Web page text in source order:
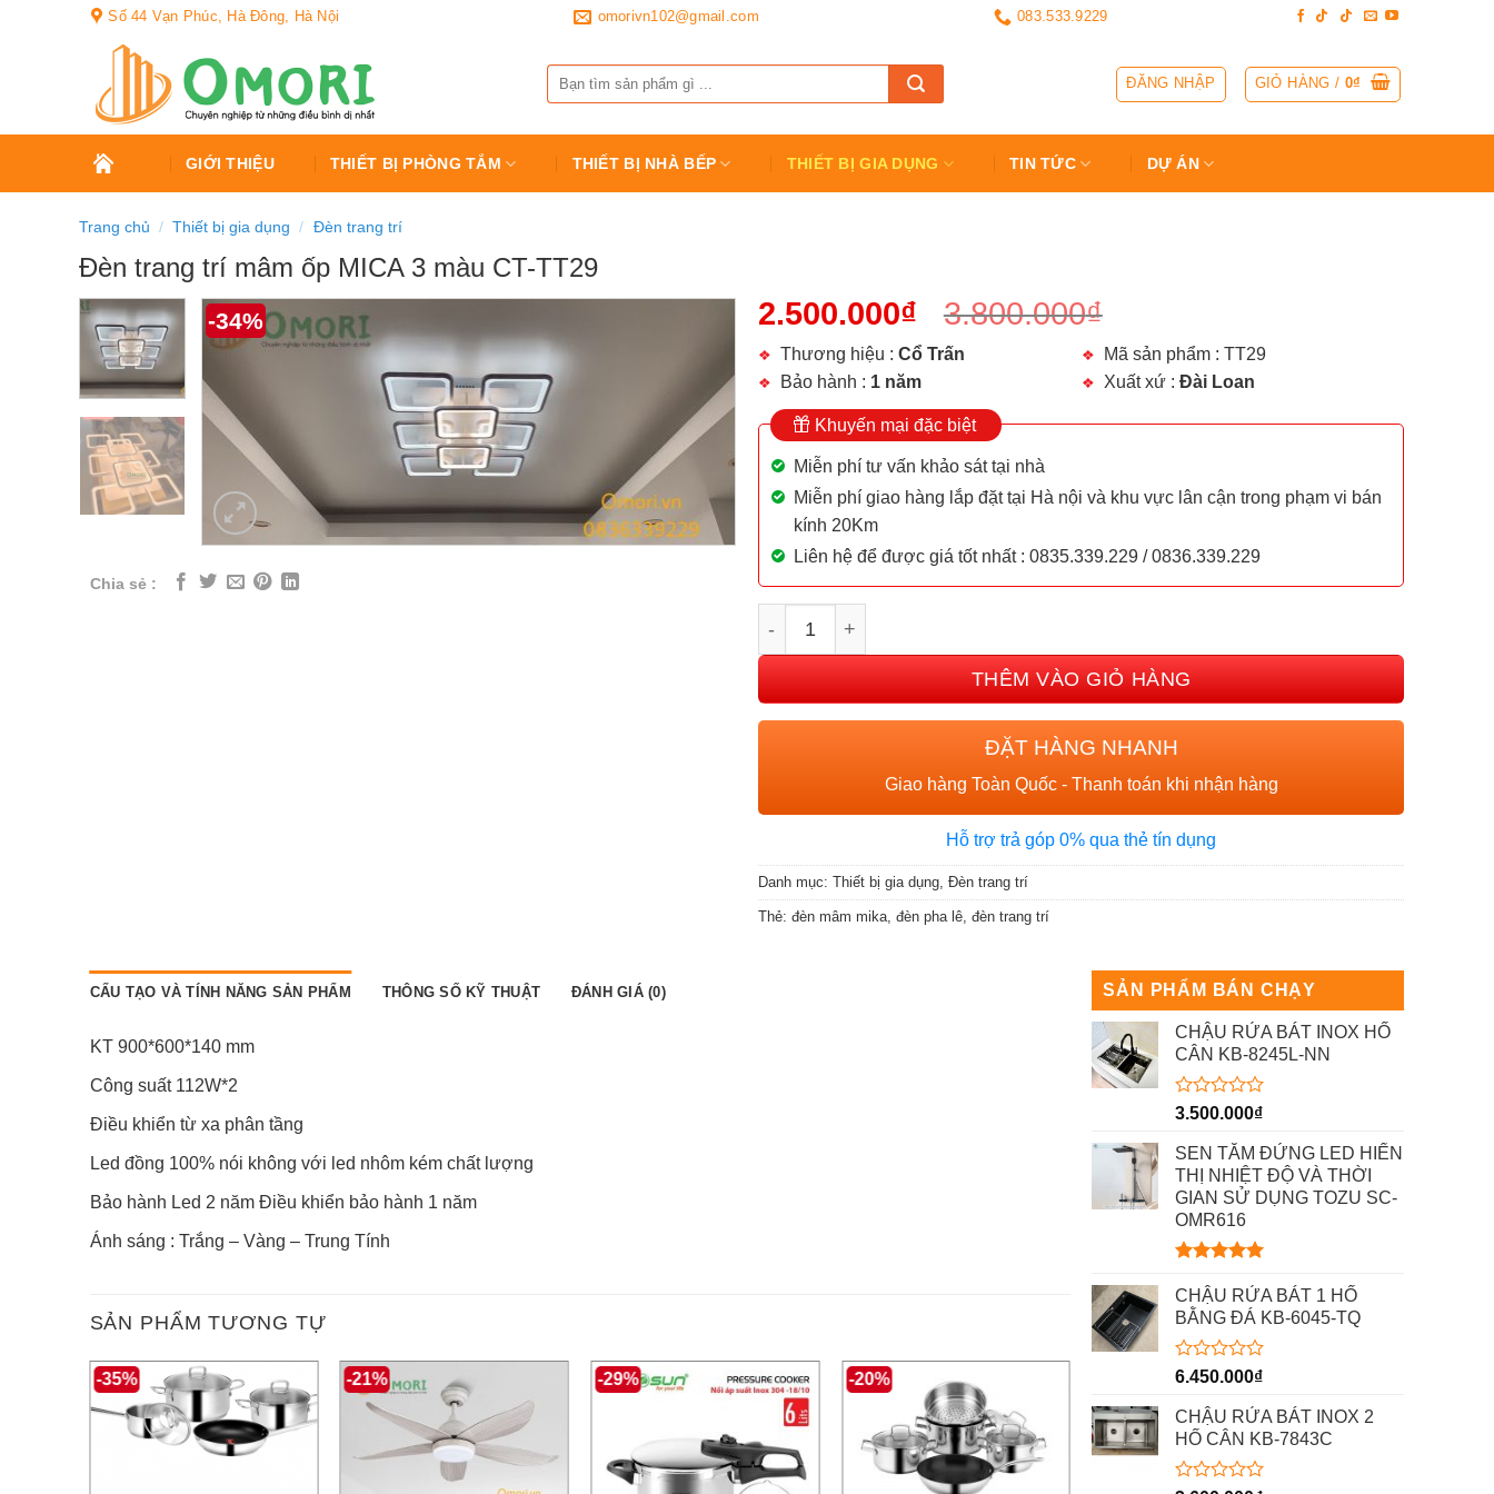
Số 44 Vạn Phúc, Hà Đông, Hà Nội omorivn102@gmail.com 083.533.9229
kiếm:
ĐĂNG NHẬP GIỎ HÀNG / 0₫
TRANG
CHỦ
GIỚI THIỆU THIẾT BỊ PHÒNG TẮM THIẾT BỊ NHÀ BẾP THIẾT BỊ GIA DỤNG TIN TỨC DỰ ÁN
Trang chủ / Thiết bị gia dụng / Đèn trang trí
Đèn trang trí mâm ốp MICA 3 màu CT-TT29
-34%
Chia sẻ :
2.500.000₫ 3.800.000₫
Thương hiệu : Cổ Trấn
Bảo hành : 1 năm
Mã sản phẩm : TT29
Xuất xứ : Đài Loan
Khuyến mại đặc biệt
Miễn phí tư vấn khảo sát tại nhà
Miễn phí giao hàng lắp đặt tại Hà nội và khu vực lân cận trong phạm vi bán
kính 20Km
Liên hệ để được giá tốt nhất : 0835.339.229 / 0836.339.229
THÊM VÀO GIỎ HÀNG
ĐẶT HÀNG NHANH
Giao hàng Toàn Quốc - Thanh toán khi nhận hàng
Hỗ trợ trả góp 0% qua thẻ tín dụng
Danh mục: Thiết bị gia dụng, Đèn trang trí
Thẻ: đèn mâm mika, đèn pha lê, đèn trang trí
CẤU TẠO VÀ TÍNH NĂNG SẢN PHẨM THÔNG SỐ KỸ THUẬT ĐÁNH GIÁ (0)
KT 900*600*140 mm
Công suất 112W*2
Điều khiển từ xa phân tầng
Led đồng 100% nói không với led nhôm kém chất lượng
Bảo hành Led 2 năm Điều khiển bảo hành 1 năm
Ánh sáng : Trắng – Vàng – Trung Tính
SẢN PHẨM TƯƠNG TỰ
-35% -21% -29% -20%
SẢN PHẨM BÁN CHẠY
CHẬU RỬA BÁT INOX HỐ
CÂN KB-8245L-NN
Được
hạng
0
5
sao
3.500.000₫
SEN TẮM ĐỨNG LED HIỂN
THỊ NHIỆT ĐỘ VÀ THỜI
GIAN SỬ DỤNG TOZU SC-
OMR616
hạng 5.00
5 sao
CHẬU RỬA BÁT 1 HỐ
BẰNG ĐÁ KB-6045-TQ
Được
hạng
0
5
sao
6.450.000₫
CHẬU RỬA BÁT INOX 2
HỐ CÂN KB-7843C